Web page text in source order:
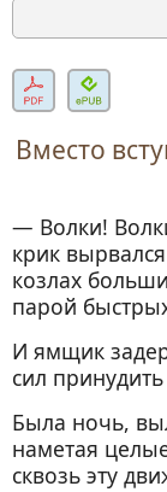
Вместо
назад
Часть I. В
Глава I.
метели.
Глава III.
дедушку
Глава IV.
Глава V.
Глава VI.
Вместо
— Волки!
крик
козлах
парой
И ямщик
сил
Была ночь,
наметая
сквозь эту